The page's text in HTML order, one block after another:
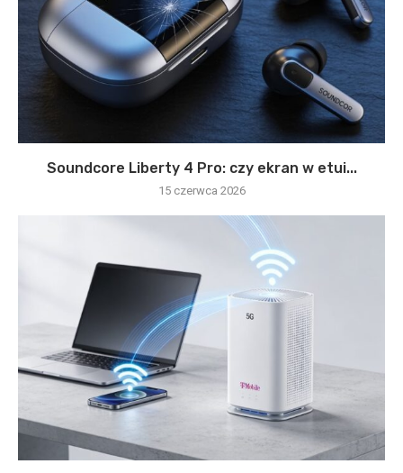
Soundcore Liberty 4 Pro: czy ekran w etui...
15 czerwca 2026